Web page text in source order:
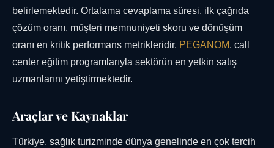
belirlemektedir. Ortalama cevaplama süresi, ilk çağrıda
çözüm oranı, müşteri memnuniyeti skoru ve dönüşüm
oranı en kritik performans metrikleridir. PEGANOM, call
center eğitim programlarıyla sektörün en yetkin satış
uzmanlarını yetiştirmektedir.
Araçlar ve Kaynaklar
Türkiye, sağlık turizminde dünya genelinde en çok tercih